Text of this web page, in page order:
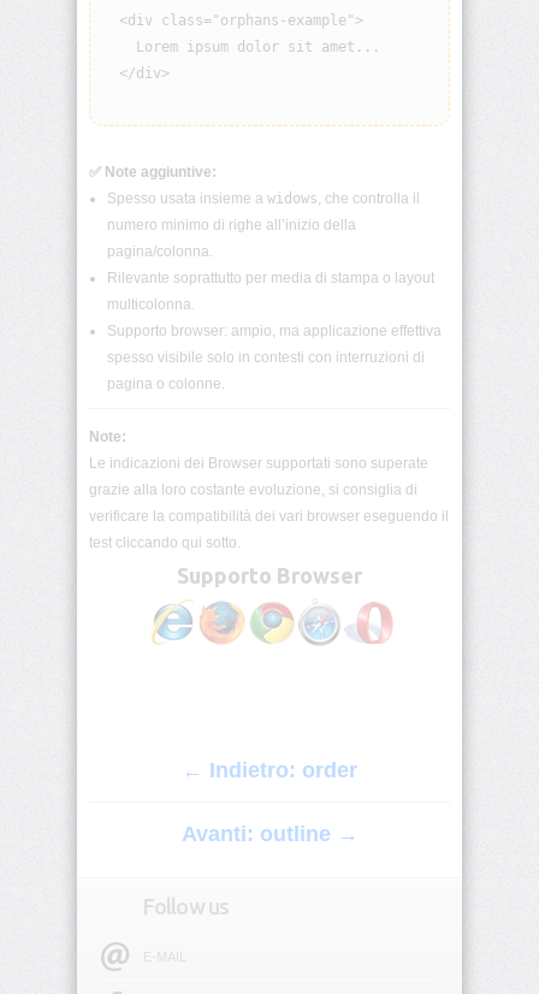
background-
attachment
background-
background-
color
image
background-
origin
background-
position
block-
  <div class="orphans-example">
    Lorem ipsum dolor sit amet...
  </div>
✅ Note aggiuntive:
Spesso usata insieme a widows, che controlla il
numero minimo di righe all’inizio della
pagina/colonna.
Rilevante soprattutto per media di stampa o layout
multicolonna.
Supporto browser: ampio, ma applicazione effettiva
spesso visibile solo in contesti con interruzioni di
pagina o colonne.
Note:
Le indicazioni dei Browser supportati sono superate
grazie alla loro costante evoluzione, si consiglia di
verificare la compatibilità dei vari browser eseguendo il
test cliccando qui sotto.
Supporto Browser
← Indietro: order
Avanti: outline →
Follow us
E-MAIL